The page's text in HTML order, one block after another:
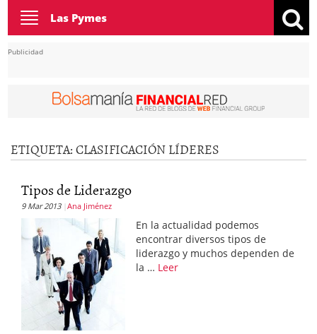
Toggle
navigation
Las Pymes
Publicidad
ETIQUETA:CLASIFICACIÓN LÍDERES
Tipos de Liderazgo
9 Mar 2013 Ana Jiménez
En la actualidad podemos
encontrar diversos tipos de
liderazgo y muchos dependen de
la … Leer